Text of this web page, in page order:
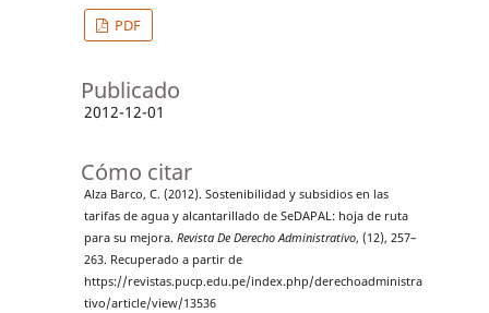
PDF
Publicado
2012-12-01
Cómo citar
Alza Barco, C. (2012). Sostenibilidad y subsidios en las
tarifas de agua y alcantarillado de SeDAPAL: hoja de ruta
para su mejora. Revista De Derecho Administrativo, (12), 257–
263. Recuperado a partir de
https://revistas.pucp.edu.pe/index.php/derechoadministra
tivo/article/view/13536